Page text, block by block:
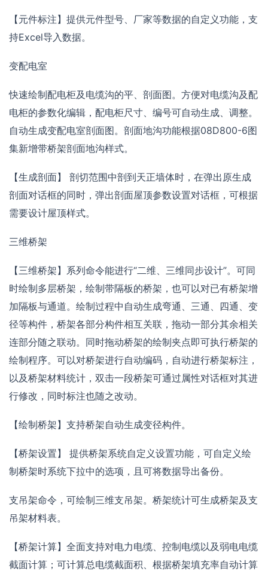
【元件标注】提供元件型号、厂家等数据的自定义功能，支
持Excel导入数据。
变配电室
快速绘制配电柜及电缆沟的平、剖面图。方便对电缆沟及配
电柜的参数化编辑，配电柜尺寸、编号可自动生成、调整。
自动生成变配电室剖面图。剖面地沟功能根据08D800-6图
集新增带桥架剖面地沟样式。
【生成剖面】 剖切范围中剖到天正墙体时，在弹出原生成
剖面对话框的同时，弹出剖面屋顶参数设置对话框，可根据
需要设计屋顶样式。
三维桥架
【三维桥架】系列命令能进行“二维、三维同步设计”。可同
时绘制多层桥架，绘制带隔板的桥架，也可以对已有桥架增
加隔板与通道。绘制过程中自动生成弯通、三通、四通、变
径等构件，桥架各部分构件相互关联，拖动一部分其余相关
连部分随之联动。同时拖动桥架的绘制夹点即可执行桥架的
绘制程序。可以对桥架进行自动编码，自动进行桥架标注，
以及桥架材料统计，双击一段桥架可通过属性对话框对其进
行修改，同时标注也随之改动。
【绘制桥架】支持桥架自动生成变径构件。
【桥架设置】 提供桥架系统自定义设置功能，可自定义绘
制桥架时系统下拉中的选项，且可将数据导出备份。
支吊架命令，可绘制三维支吊架。桥架统计可生成桥架及支
吊架材料表。
【桥架计算】全面支持对电力电缆、控制电缆以及弱电电缆
截面计算；可计算总电缆截面积、根据桥架填充率自动计算